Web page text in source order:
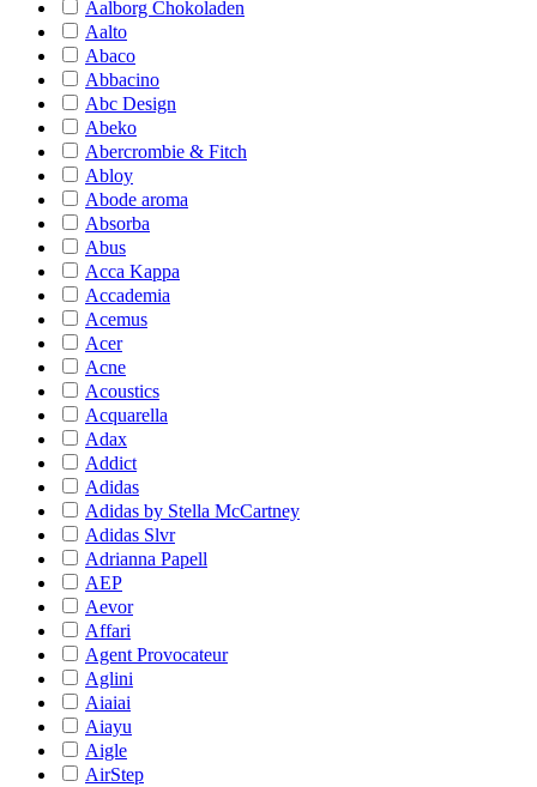
Aalborg Chokoladen
Aalto
Abaco
Abbacino
Abc Design
Abeko
Abercrombie & Fitch
Abloy
Abode aroma
Absorba
Abus
Acca Kappa
Accademia
Acemus
Acer
Acne
Acoustics
Acquarella
Adax
Addict
Adidas
Adidas by Stella McCartney
Adidas Slvr
Adrianna Papell
AEP
Aevor
Affari
Agent Provocateur
Aglini
Aiaiai
Aiayu
Aigle
AirStep